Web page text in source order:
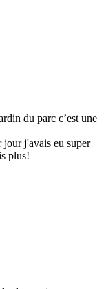
du parc c’est une
jour j'avais eu super
plus!